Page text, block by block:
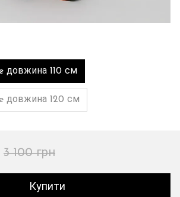
довжина 110 см
довжина 120 см
3 100 грн
Купити